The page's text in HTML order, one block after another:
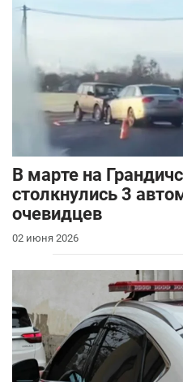
В марте на
столкнулись 3
очевидцев
02 июня 2026